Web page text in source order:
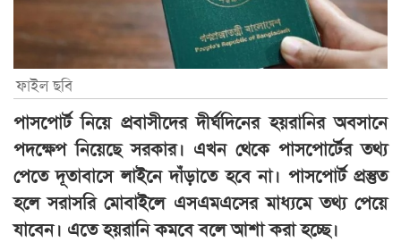
ফাইল ছবি
পাসপোর্ট নিয়ে প্রবাসীদের দীর্ঘদিনের হয়রানির অবসানে
পদক্ষেপ নিয়েছে সরকার। এখন থেকে পাসপোর্টের তথ্য
পেতে দূতাবাসে লাইনে দাঁড়াতে হবে না। পাসপোর্ট প্রস্তুত
হলে সরাসরি মোবাইলে এসএমএসের মাধ্যমে তথ্য পেয়ে
যাবেন। এতে হয়রানি কমবে বলে আশা করা হচ্ছে।